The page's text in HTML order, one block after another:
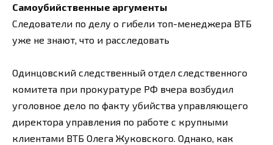
Самоубийственные аргументы
Следователи по делу о гибели топ-менеджера ВТБ
уже не знают, что и расследовать
Одинцовский следственный отдел следственного
комитета при прокуратуре РФ вчера возбудил
уголовное дело по факту убийства управляющего
директора управления по работе с крупными
клиентами ВТБ Олега Жуковского. Однако, как